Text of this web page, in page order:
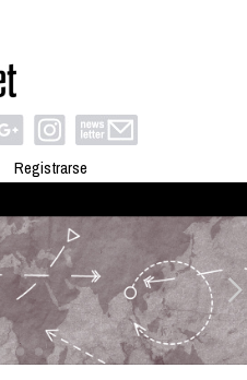
Registrarse